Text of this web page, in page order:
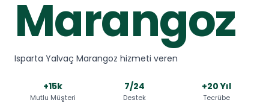
Marangoz
Isparta Yalvaç Marangoz hizmeti veren
+15k
Mutlu Müşteri
7/24
Destek
+20 Yıl
Tecrübe